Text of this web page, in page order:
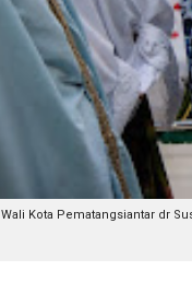
Wali Kota Pematangsiantar dr